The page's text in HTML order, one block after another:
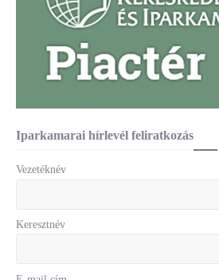
Iparkamarai hírlevél feliratkozás
Vezetéknév
Keresztnév